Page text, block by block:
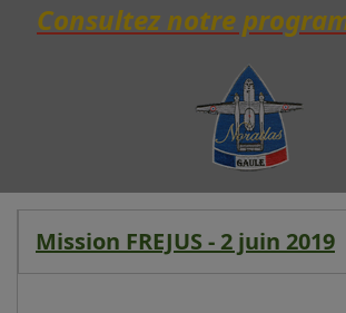
Consultez notre
Mission FREJUS - 2 juin 2019